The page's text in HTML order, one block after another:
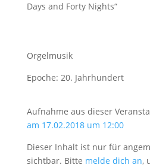
Days and Forty Nights“
Orgelmusik
Epoche: 20. Jahrhundert
Aufnahme aus dieser
am 17.02.2018 um 12:00
Dieser Inhalt ist nur für
sichtbar. Bitte melde dich an,